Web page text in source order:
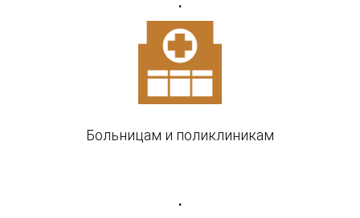
Больницам и поликлиникам